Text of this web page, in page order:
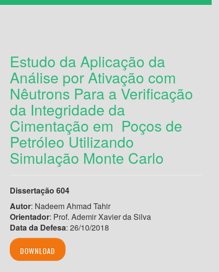
Estudo da Aplicação da
Análise por Ativação com
Nêutrons Para a Verificação
da Integridade da
Cimentação em Poços de
Petróleo Utilizando
Simulação Monte Carlo
Dissertação 604
Autor: Nadeem Ahmad Tahir
Orientador: Prof. Ademir Xavier da Silva
Data da Defesa: 26/10/2018
DOWNLOAD